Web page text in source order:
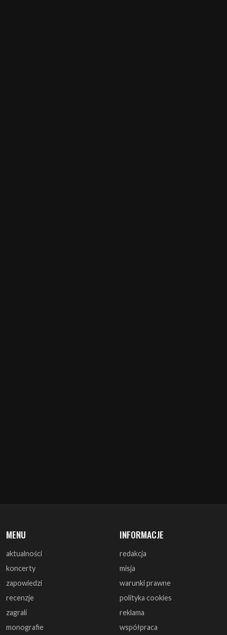
aktualności
zapowiedzi
recenzje
zagrali
monografie
artykuły
wywiady
redakcja
warunki prawne
polityka cookies
reklama
współpraca
kontakt